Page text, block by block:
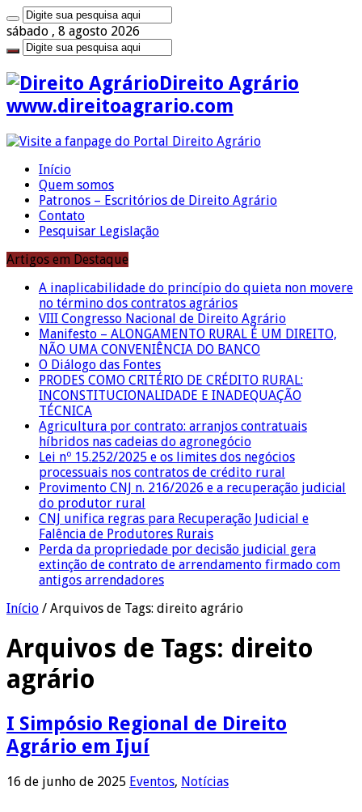
sábado , 8 agosto 2026
Direito Agrário
www.direitoagrario.com
Início
Quem somos
Patronos – Escritórios de Direito Agrário
Contato
Pesquisar Legislação
Artigos em Destaque
A inaplicabilidade do princípio do quieta non movere
no término dos contratos agrários
VIII Congresso Nacional de Direito Agrário
Manifesto – ALONGAMENTO RURAL É UM DIREITO,
NÃO UMA CONVENIÊNCIA DO BANCO
O Diálogo das Fontes
PRODES COMO CRITÉRIO DE CRÉDITO RURAL:
INCONSTITUCIONALIDADE E INADEQUAÇÃO
TÉCNICA
Agricultura por contrato: arranjos contratuais
híbridos nas cadeias do agronegócio
Lei nº 15.252/2025 e os limites dos negócios
processuais nos contratos de crédito rural
Provimento CNJ n. 216/2026 e a recuperação judicial
do produtor rural
CNJ unifica regras para Recuperação Judicial e
Falência de Produtores Rurais
Perda da propriedade por decisão judicial gera
extinção de contrato de arrendamento firmado com
antigos arrendadores
Início / Arquivos de Tags: direito agrário
Arquivos de Tags: direito
agrário
I Simpósio Regional de Direito
Agrário em Ijuí
16 de junho de 2025 Eventos, Notícias